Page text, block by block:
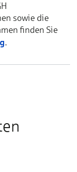
sowie die
finden Sie
.